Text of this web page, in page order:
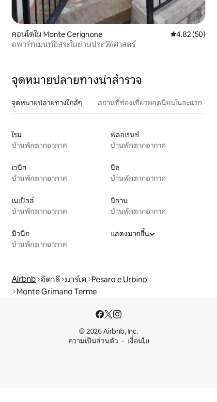
คอนโดใน Monte Cerignone คะแนนเฉลี่ย
4.82 (50)
อพาร์ทเมนท์อิสระในย่านประวัติศาสตร์
จุดหมายปลายทางน่าสำรวจ
จุดหมายปลายทางใกล้ๆ สถานที่ท่องเที่ยวยอดนิยมในละแวก
โรม
บ้านพักตากอากาศ
ฟลอเรนซ์
บ้านพักตากอากาศ
เวนิส
บ้านพักตากอากาศ
นีซ
บ้านพักตากอากาศ
เนเปิลส์
บ้านพักตากอากาศ
มิลาน
บ้านพักตากอากาศ
มิวนิก
บ้านพักตากอากาศ
แสดงมากขึ้น
Airbnb อิตาลี มาร์เค Pesaro e Urbino
Monte Grimano Terme
© 2026 Airbnb, Inc.
ความเป็นส่วนตัว
เงื่อนไข